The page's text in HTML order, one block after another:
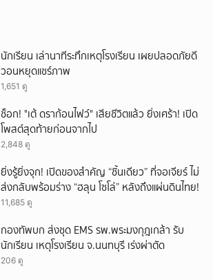
นักเรียน เล่านาทีระทึกเหตุโรงเรียน เผยปลอดภัยดี
วอนหยุดแชร์ภาพ
1,651 ดู
ช็อก! "เต้ ดราก้อนไฟว์" เสียชีวิตแล้ว ยิ่งเศร้า! เปิด
โพสต์สุดท้ายก่อนจากไป
2,848 ดู
ยิ่งรู้ยิ่งจุก! เปิดของสำคัญ “ชิ้นเดียว” ที่จอเจียร์ ไม่
ส่งกลับพร้อมร่าง “ฮลุน โซโล่” หลังถึงแผ่นดินไทย!
11,685 ดู
กองทัพบก ส่งชุด EMS รพ.พระมงกุฎเกล้า รับ
นักเรียน เหตุโรงเรียน จ.นนทบุรี เร่งผ่าตัด
206 ดู